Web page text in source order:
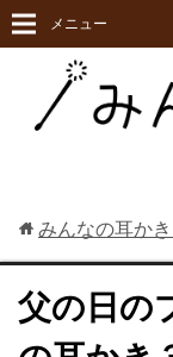
メニュー
みんなの耳かき
父の日の